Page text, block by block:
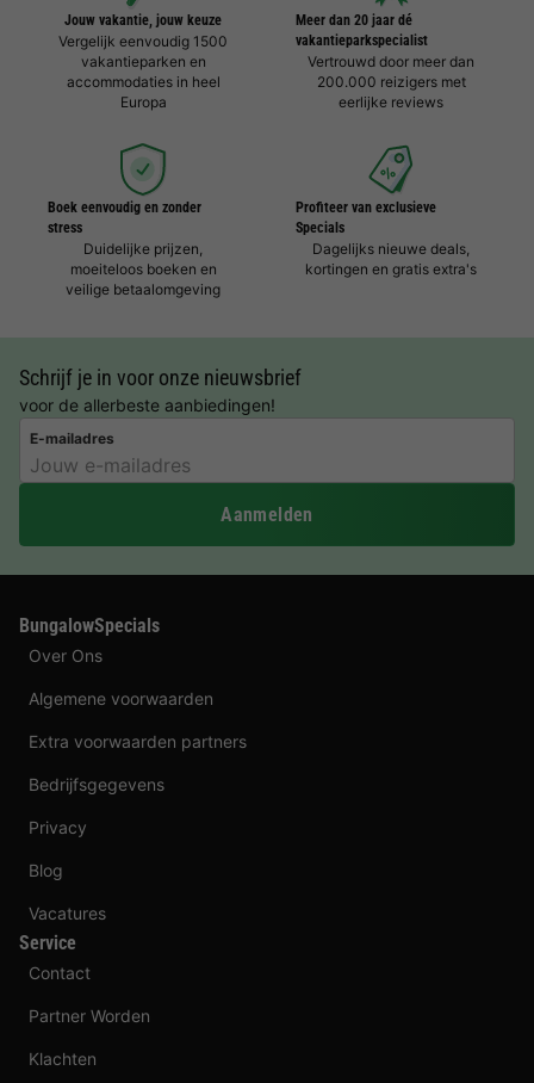
Jouw vakantie, jouw keuze
Vergelijk eenvoudig 1500
vakantieparken en
accommodaties in heel
Europa
Meer dan 20 jaar dé
vakantieparkspecialist
Vertrouwd door meer dan
200.000 reizigers met
eerlijke reviews
Boek eenvoudig en zonder
stress
Duidelijke prijzen,
moeiteloos boeken en
veilige betaalomgeving
Profiteer van exclusieve
Specials
Dagelijks nieuwe deals,
kortingen en gratis extra's
Schrijf je in voor onze nieuwsbrief
voor de allerbeste aanbiedingen!
E-mailadres
Aanmelden
BungalowSpecials
Over Ons
Algemene voorwaarden
Extra voorwaarden partners
Bedrijfsgegevens
Privacy
Blog
Vacatures
Service
Contact
Partner Worden
Klachten